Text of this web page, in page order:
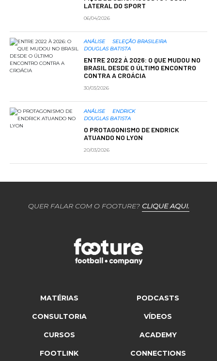
LATERAL DO SPORT
06/04/2026
ANÁLISE
SELEÇÃO BRASILEIRA
DOUGLAS BATISTA
ENTRE 2022 À 2026: O QUE MUDOU NO
BRASIL DESDE O ÚLTIMO ENCONTRO
CONTRA A CROÁCIA
30/03/2026
ANÁLISE
ENDRICK
DOUGLAS BATISTA
O PROTAGONISMO DE ENDRICK
ATUANDO NO LYON
20/03/2026
QUER FALAR COM O FOOTURE? CLIQUE AQUI.
MATÉRIAS PODCASTS
CONSULTORIA VÍDEOS
CURSOS ACADEMY
FOOTLINK CONNECTIONS